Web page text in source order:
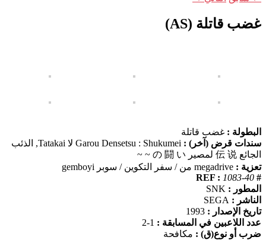
غضب قاتلة (AS)
البطولة : غضب قاتلة
سندات قرض (آخر) :
Garou Densetsu : Shukumei لا Tatakai, الذئب
الجائع 伝 说 لمصير の 闘 い ~ ~
تعزية :
# REF :
1083-40
المطور :
الناشر :
تاريخ الإصدار : 1993
عدد اللاعبين في المسابقة :
ضرب أو نوع(ق) : مكافحة